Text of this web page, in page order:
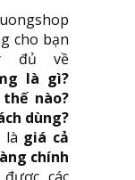
cho bạn
đủ về
là gì?
nào?
dùng?
là giá cả
chính